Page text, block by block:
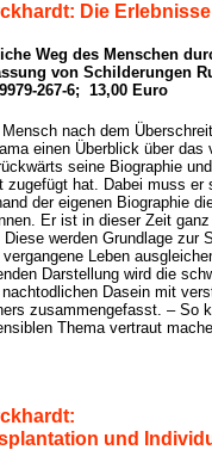
: Die
Weg des Menschen
von Schilderungen
267-6; 13,00 Euro
nach dem
einen Überblick über das
seine Biographie
zugefügt hat. Dabei muss
der eigenen Biographie
Er ist in dieser Zeit
werden Grundlage
Leben
Darstellung wird die
Dasein mit
zusammengefasst. – So
Thema vertraut
und